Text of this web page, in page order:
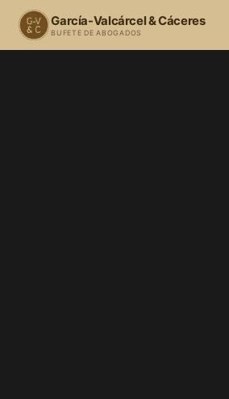
García-Valcárcel & Cáceres
BUFETE DE ABOGADOS